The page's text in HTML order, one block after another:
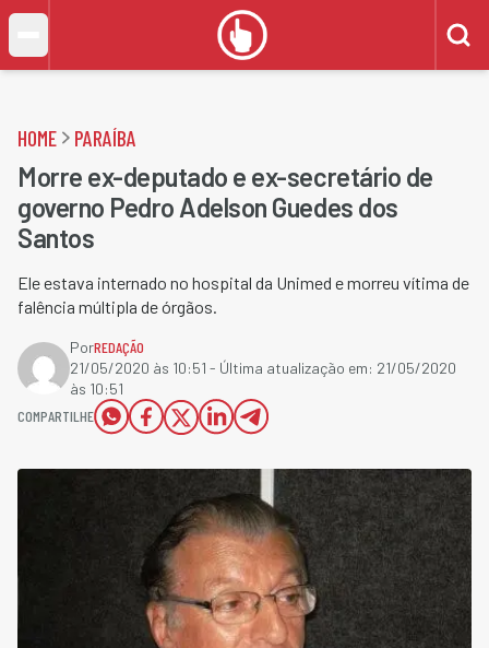
HOME PARAÍBA
Morre ex-deputado e ex-secretário de
governo Pedro Adelson Guedes dos
Santos
Ele estava internado no hospital da Unimed e morreu vítima de
falência múltipla de órgãos.
PorREDAÇÃO
21/05/2020 às 10:51 - Última atualização em: 21/05/2020
às 10:51
COMPARTILHE